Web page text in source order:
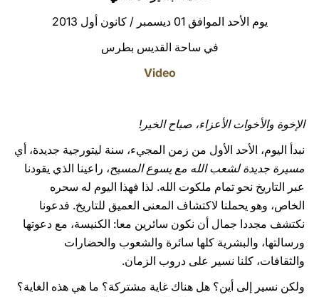
LATINE
يوم الأحد الموافق 01 ديسمبر / كانون أول 2013
في ساحة القديس بطرس
Video
الإخوة والأخوات الأعزاء، صباح الخير!
نبدأ اليوم، الأحد الأول من زمن المجيء، سنة ليتورجية جديدة، أي
مسيرة جديدة لشعب الله مع يسوع المسيح، راعينا الذي يقودنا
عبر التاريخ نحو تمام ملكوت الله. لذا فهذا اليوم له سحره
الخاص، وهو يحملنا لاكتشاف المعنى العميق للتاريخ. فدعونا
نكتشف مجددا جمال أن نكون سائرين معا: الكنيسة، مع دعوتها
ورسالتها، والبشرية كلها سائرة والشعوب والحضارات
والثقافات، كلنا نسير على دروب الزمان.
ولكن نسير إلى أين؟ هل هناك غاية مشتركة؟ ما هي هذه الغاية؟